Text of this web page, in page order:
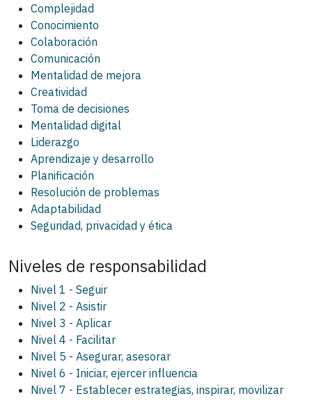
Complejidad
Conocimiento
Colaboración
Comunicación
Mentalidad de mejora
Creatividad
Toma de decisiones
Mentalidad digital
Liderazgo
Aprendizaje y desarrollo
Planificación
Resolución de problemas
Adaptabilidad
Seguridad, privacidad y ética
Niveles de responsabilidad
Nivel 1 - Seguir
Nivel 2 - Asistir
Nivel 3 - Aplicar
Nivel 4 - Facilitar
Nivel 5 - Asegurar, asesorar
Nivel 6 - Iniciar, ejercer influencia
Nivel 7 - Establecer estrategias, inspirar, movilizar